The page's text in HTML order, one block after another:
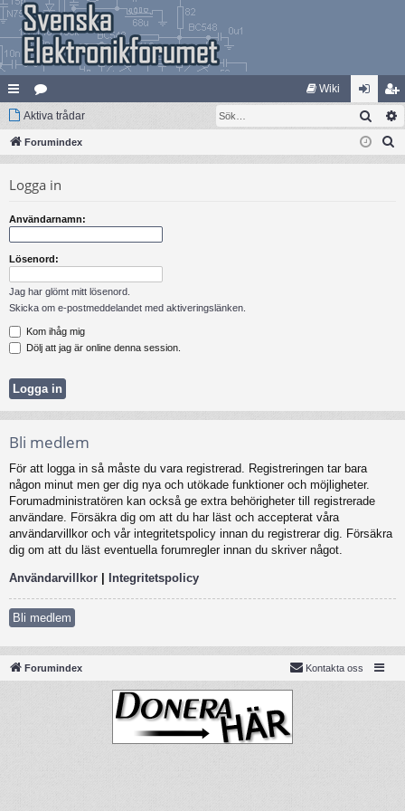
na
bb
ar
at
eg
er
Wiki
og
ga
li
m
Aktiva trådar Sök
Forumindex
Logga in
Användarnamn:
Lösenord:
Jag har glömt mitt lösenord.
Skicka om e-postmeddelandet med aktiveringslänken.
Kom ihåg mig
Dölj att jag är online denna session.
Bli medlem
För att logga in så måste du vara registrerad. Registreringen tar bara
någon minut men ger dig nya och utökade funktioner och möjligheter.
Forumadministratören kan också ge extra behörigheter till registrerade
användare. Försäkra dig om att du har läst och accepterat våra
användarvillkor och vår integritetspolicy innan du registrerar dig. Försäkra
dig om att du läst eventuella forumregler innan du skriver något.
Användarvillkor | Integritetspolicy
Bli medlem
Forumindex Kontakta oss